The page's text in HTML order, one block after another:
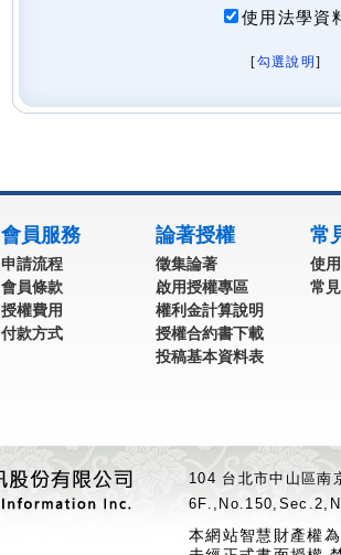
使用法學資
[勾選說明 ]
會員服務
申請流程
會員條款
授權費用
付款方式
論著授權
徵集論著
啟用授權專區
權利金計算說明
授權合約書下載
投稿基本資料表
常
使
常
104 台北市中山區
本網站智慧財產權